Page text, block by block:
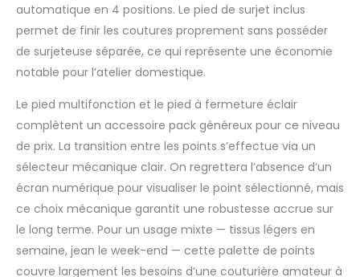
automatique en 4 positions. Le pied de surjet inclus
permet de finir les coutures proprement sans posséder
de surjeteuse séparée, ce qui représente une économie
notable pour l’atelier domestique.
Le pied multifonction et le pied à fermeture éclair
complètent un accessoire pack généreux pour ce niveau
de prix. La transition entre les points s’effectue via un
sélecteur mécanique clair. On regrettera l’absence d’un
écran numérique pour visualiser le point sélectionné, mais
ce choix mécanique garantit une robustesse accrue sur
le long terme. Pour un usage mixte — tissus légers en
semaine, jean le week-end — cette palette de points
couvre largement les besoins d’une couturière amateur à